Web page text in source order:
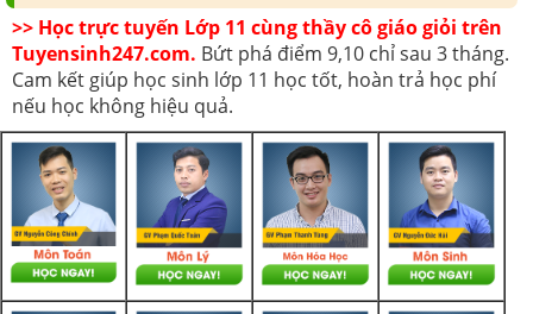
>> Học trực tuyến Lớp 11 cùng thầy cô giáo giỏi trên
Tuyensinh247.com. Bứt phá điểm 9,10 chỉ sau 3 tháng.
Cam kết giúp học sinh lớp 11 học tốt, hoàn trả học phí
nếu học không hiệu quả.